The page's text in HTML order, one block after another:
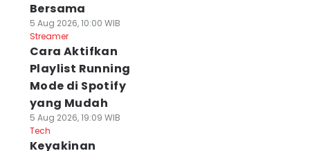
Siapkan 2
Trans Jatim
II, Target
Oktober
Agu 2026, 17:07 WIB
Harga Ayam di
Rp35 Ribu Perkilo,
Telur Malah Anjlok
05 Agu 2026, 16:42 WIB
News
Bersama
5 Aug 2026, 10:00 WIB
Streamer
Cara Aktifkan
Playlist Running
Mode di Spotify
yang Mudah
5 Aug 2026, 19:09 WIB
Tech
Keyakinan